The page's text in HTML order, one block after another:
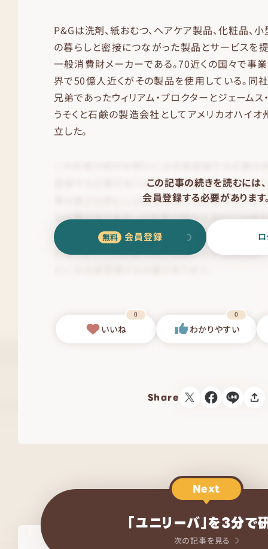
P&Gは洗剤、紙おむつ、ヘアケア製品、化粧品、
の暮らしと密接につながった製品とサービスを
一般消費財メーカーである。70近くの国々で事
界で50億人近くがその製品を使用している。同
兄弟であったウィリアム・プロクターとジェームス
うそくと石鹸の製造会社としてアメリカオハイ
立した。
この記事の続きを読むには、
会員登録する必要があります
会員登録
いいね
0
わかりやすい
0
Share
Next
「ユニリーバ」を3分で
次の記事を見る